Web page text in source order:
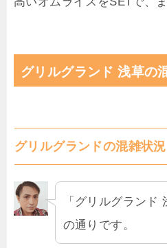
グリルグランド 浅草の
グリルグランドの混雑状況
「グリルグランド
の通りです。